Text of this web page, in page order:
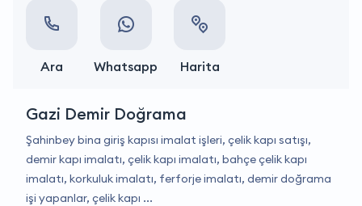
Ara Whatsapp Harita
Gazi Demir Doğrama
Şahinbey bina giriş kapısı imalat işleri, çelik kapı satışı,
demir kapı imalatı, çelik kapı imalatı, bahçe çelik kapı
imalatı, korkuluk imalatı, ferforje imalatı, demir doğrama
işi yapanlar, çelik kapı ...